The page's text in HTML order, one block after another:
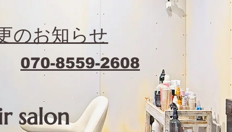
のお知らせ
070-8559-2608
salon